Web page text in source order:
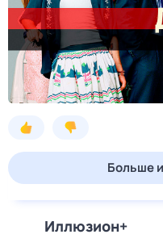
Больше
Иллюзион+